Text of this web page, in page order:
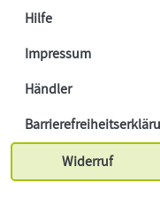
Hilfe
Impressum
Händler
Widerruf